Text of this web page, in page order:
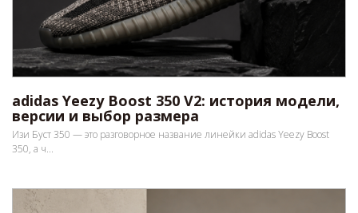
adidas Yeezy Boost 350 V2: история модели,
версии и выбор размера
Изи Буст 350 — это разговорное название линейки adidas Yeezy Boost
350, а ч...